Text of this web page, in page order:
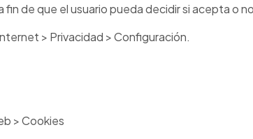
de que el usuario pueda decidir si acepta o
> Privacidad > Configuración.
> Cookies